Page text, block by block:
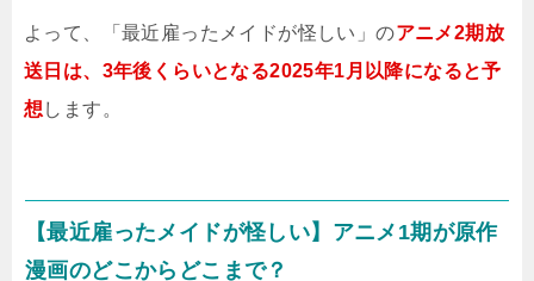
よって、「最近雇ったメイドが怪しい」のアニメ2期放
送日は、3年後くらいとなる2025年1月以降になると予
想します。
【最近雇ったメイドが怪しい】アニメ1期が原作
漫画のどこからどこまで？